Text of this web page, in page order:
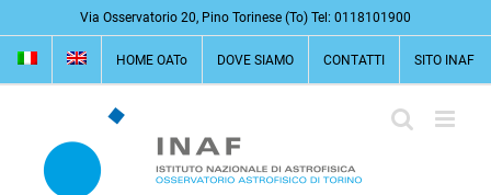
al
contenuto
Via Osservatorio 20, Pino Torinese (To) Tel: 0118101900
HOME OATo DOVE SIAMO CONTATTI SITO INAF